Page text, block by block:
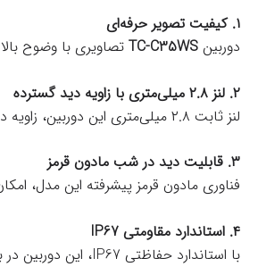
۱. کیفیت تصویر حرفه‌ای
دوربین TC-C35WSتصاویری با وضوح
۲. لنز ۲.۸ میلی‌متری با زاویه دید گسترده
لنز ثابت ۲.۸ میلی‌متری این دوربین، زاویه دید وسیعی را برای نظارت بر فضاهای باز فراهم می‌کند و نیاز به استفاده از دوربین‌های متعدد را کاهش می‌دهد.
۳. قابلیت دید در شب مادون قرمز
فناوری مادون قرمز پیشرفته این مدل،
۴. استاندارد مقاومتی IP67
با استاندارد حفاظتی IP67، این دوربین در برابر گرد و غبار و نفوذ آب مقاوم است. این ویژگی باعث می‌شود که دوربین برای نصب در محیط‌های خارجی و شرایط آب‌وهوایی سخت مناسب باشد.